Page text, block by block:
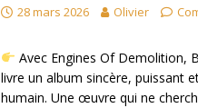
28 mars 2026 Olivier
Avec Engines Of Demolition,
livre un album sincère, puissant
humain. Une œuvre qui ne